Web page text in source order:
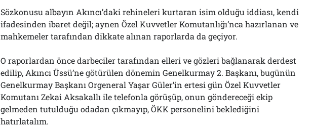
Sözkonusu albayın Akıncı’daki rehineleri kurtaran isim olduğu iddiası, kendi
ifadesinden ibaret değil; aynen Özel Kuvvetler Komutanlığı’nca hazırlanan ve
mahkemeler tarafından dikkate alınan raporlarda da geçiyor.
O raporlardan önce darbeciler tarafından elleri ve gözleri bağlanarak derdest
edilip, Akıncı Üssü’ne götürülen dönemin Genelkurmay 2. Başkanı, bugünün
Genelkurmay Başkanı Orgeneral Yaşar Güler’in ertesi gün Özel Kuvvetler
Komutanı Zekai Aksakallı ile telefonla görüşüp, onun göndereceği ekip
gelmeden tutulduğu odadan çıkmayıp, ÖKK personelini beklediğini
hatırlatalım.